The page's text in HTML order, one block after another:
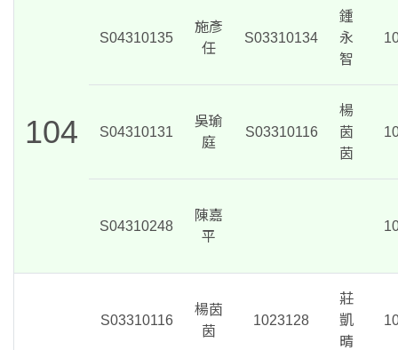
104
S04310135
施彥
任
S03310134
鍾
永
智
S04310131
吳瑜
庭
S03310116
楊
茵
茵
S04310248
陳嘉
平
S03310116
楊茵
茵
1023128
莊
凱
晴